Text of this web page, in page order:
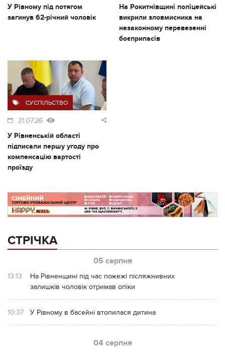
У Рівному під потягом
загинув 62-річний чоловік
На Рокитнівщині поліцейські
викрили зловмисника на
незаконному перевезенні
боєприпасів
СУСПІЛЬСТВО
31.07.26
У Рівненській області
підписали першу угоду про
компенсацію вартості
проїзду
СТРІЧКА
05 серпня
13:13
На Рівненщині під час пожежі післяжнивних
залишків чоловік отримав опіки
10:37 У Рівному в басейні втопилася дитина
04 серпня